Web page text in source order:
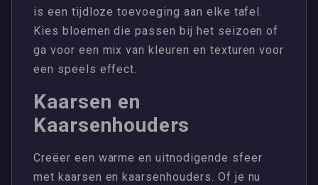
is een tijdloze toevoeging aan elke tafel.
Kies bloemen die passen bij het seizoen of
ga voor een mix van kleuren en texturen voor
een speels effect.
Kaarsen en
Kaarsenhouders
Creëer een warme en uitnodigende sfeer
met kaarsen en kaarsenhouders. Of je nu